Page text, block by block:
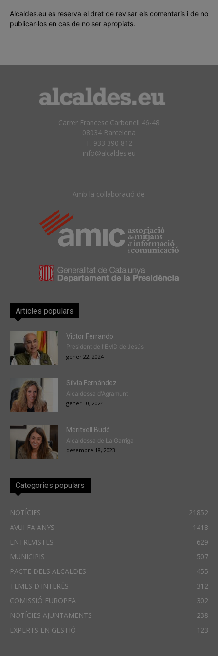
Alcaldes.eu es reserva el dret de revisar els comentaris i de no
publicar-los en cas de no ser apropiats.
Carrer Francesc Carbonell 46-48
08034 Barcelona
T. 933 390 812
info@alcaldes.eu
Amb la col·laboració de:
Articles populars
Victor Ferrando
President de l'EMD de Jesús
gener 22, 2024
Sílvia Fernández
Alcaldessa d'Agramunt
gener 10, 2024
Meritxell Budó
Alcaldessa de La Garriga
desembre 18, 2023
Categories populars
NOTÍCIES
21852
AVUI FA ANYS
1418
ENTREVISTES
629
MUNICIPIS
507
PACTE DELS ALCALDES
455
TEMES D'INTERÈS
312
COMISSIÓ EUROPEA
302
NOTÍCIES AJUNTAMENTS
238
EXPERTS EN GESTIÓ
123